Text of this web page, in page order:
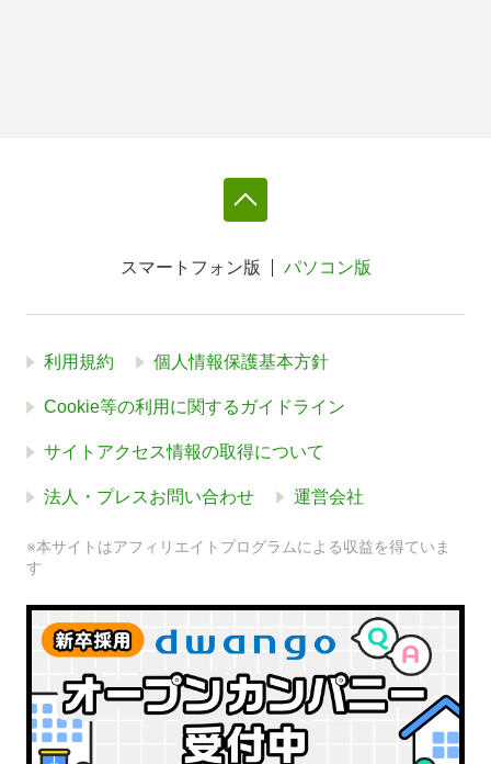
スマートフォン版 パソコン版
利用規約 個人情報保護基本方針
Cookie等の利用に関するガイドライン
サイトアクセス情報の取得について
法人・プレスお問い合わせ 運営会社
※本サイトはアフィリエイトプログラムによる収益を得ていま
す